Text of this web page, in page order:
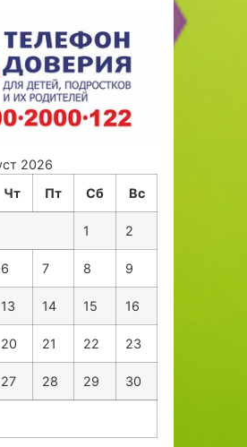
2026
Чт Пт Сб Вс
1 2
6 7 8 9
13 14 15 16
20 21 22 23
27 28 29 30